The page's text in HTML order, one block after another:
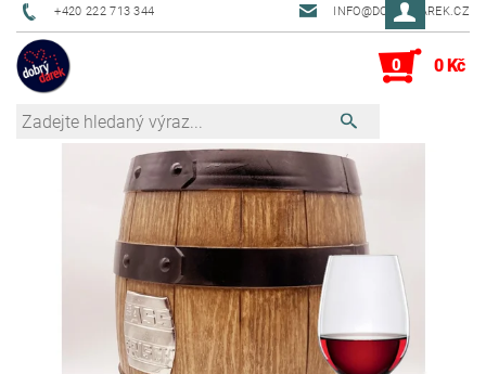
+420 222 713 344 INFO@DOBRYDAREK.CZ
0 0 Kč